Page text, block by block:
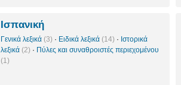
Ισπανική
Γενικά λεξικά (3) · Ειδικά λεξικά (14) · Ιστορικά
λεξικά (2) · Πύλες και συναθροιστές περιεχομένου
(1)